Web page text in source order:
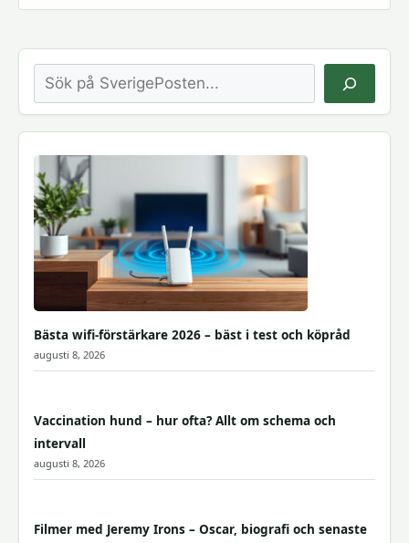
Sök
Bästa wifi-förstärkare 2026 – bäst i test och köpråd
augusti 8, 2026
Vaccination hund – hur ofta? Allt om schema och
intervall
augusti 8, 2026
Filmer med Jeremy Irons – Oscar, biografi och senaste